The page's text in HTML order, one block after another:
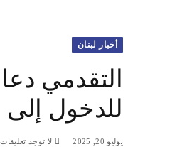
أخبار لبنان
التقدمي
للدخول إلى
يوليو 20, 2025 لا توجد تعليقات